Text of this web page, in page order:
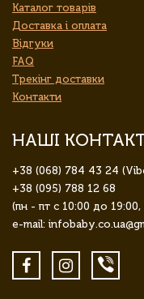
Каталог товарів
Доставка і оплата
Відгуки
FAQ
Трекінг доставки
Контакти
НАШІ
+38 (068) 784 43 24
+38 (095) 788 12 68
(пн - пт с 10:00 до
e-mail: